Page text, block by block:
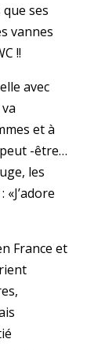
ses
vannes
!!
avec
et à
-être…
les
France et